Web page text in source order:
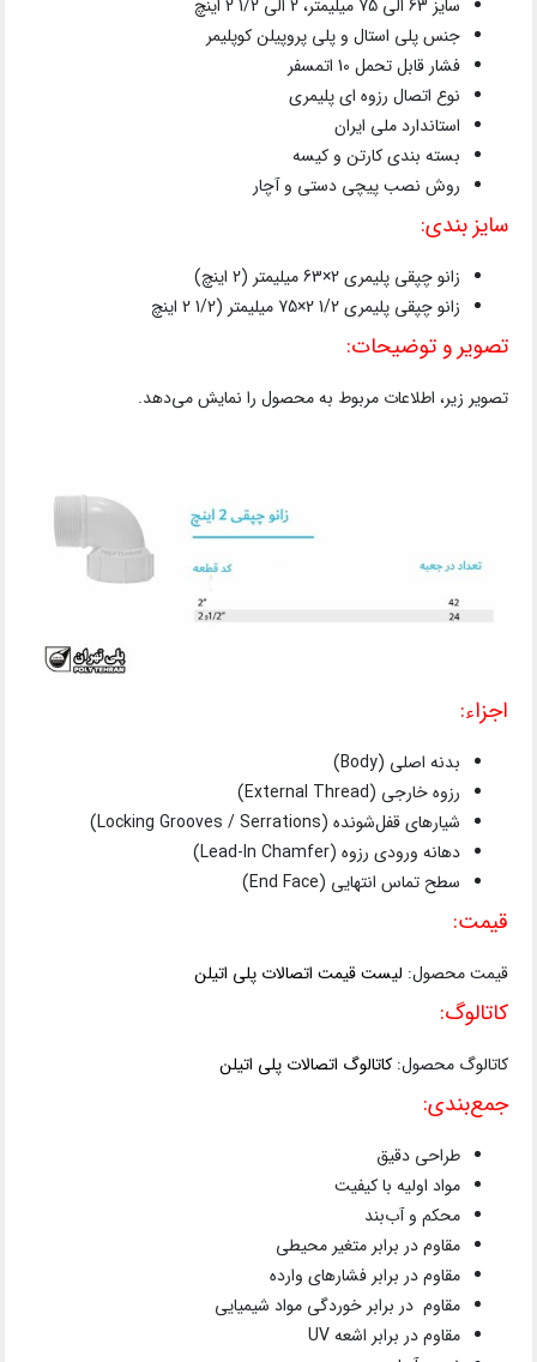
سایز 63 الی 75 میلیمتر، 2 الی 1/2 2 اینچ
جنس پلی استال و پلی پروپیلن کوپلیمر
فشار قابل تحمل 10 اتمسفر
نوع اتصال رزوه ای پلیمری
استاندارد ملی ایران
بسته بندی کارتن و کیسه
روش نصب پیچی دستی و آچار
سایز بندی:
زانو چپقی پلیمری 2×63 میلیمتر (2 اینچ)
زانو چپقی پلیمری 1/2 2×75 میلیمتر (1/2 2 اینچ
تصویر و توضیحات:
تصویر زیر، اطلاعات مربوط به محصول را نمایش می‌دهد.
اجزاء:
بدنه اصلی (Body)
رزوه خارجی (External Thread)
شیارهای قفل‌شونده (Locking Grooves / Serrations)
دهانه ورودی رزوه (Lead-In Chamfer)
سطح تماس انتهایی (End Face)
قیمت:
قیمت محصول: لیست قیمت اتصالات پلی اتیلن
کاتالوگ:
کاتالوگ محصول:کاتالوگ اتصالات پلی اتیلن
جمع‌بندی:
طراحی دقیق
مواد اولیه با کیفیت
محکم و آب‌بند
مقاوم در برابر متغیر محیطی
مقاوم در برابر فشارهای وارده
مقاوم در برابر خوردگی مواد شیمیایی
مقاوم در برابر اشعه UV